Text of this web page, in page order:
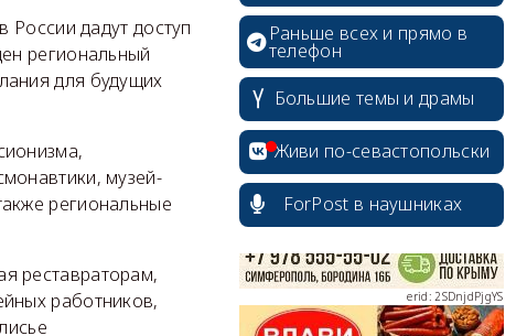
России дадут доступ
региональный
для будущих
музей-
региональные
реставраторам,
работников,
Раньше всех и прямо в
телефон
Большие темы и драмы
Живи по-севастопольски
ForPost в наушниках
erid: 2SDnjcrDNw6
erid: 2SDnjdPjgYS